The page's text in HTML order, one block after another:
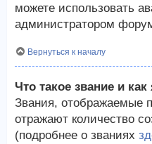
можете использовать
администратором
Вернуться к началу
Что такое звание и
Звания, отображаемые
отражают количество
(подробнее о званиях